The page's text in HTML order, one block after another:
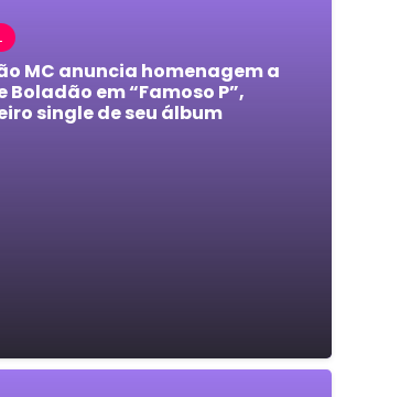
MC anuncia homenagem a
Boladão em “Famoso P”,
single de seu álbum